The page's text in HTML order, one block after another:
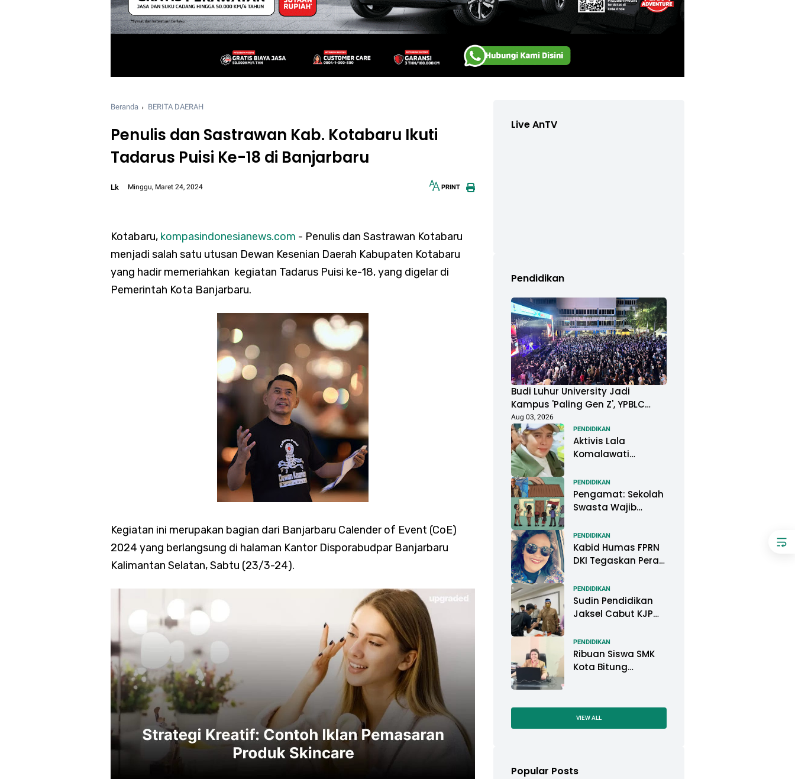
Beranda BERITA DAERAH
Penulis dan Sastrawan Kab. Kotabaru Ikuti
Tadarus Puisi Ke-18 di Banjarbaru
Lk Minggu, Maret 24, 2024 PRINT
Kotabaru, kompasindonesianews.com - Penulis dan Sastrawan Kotabaru
menjadi salah satu utusan Dewan Kesenian Daerah Kabupaten Kotabaru
yang hadir memeriahkan kegiatan Tadarus Puisi ke-18, yang digelar di
Pemerintah Kota Banjarbaru.
Kegiatan ini merupakan bagian dari Banjarbaru Calender of Event (CoE)
2024 yang berlangsung di halaman Kantor Disporabudpar Banjarbaru
Kalimantan Selatan, Sabtu (23/3-24).
Live AnTV
Pendidikan
Budi Luhur University Jadi
Kampus 'Paling Gen Z', YPBLC
Dukung Mahasiswa Gelar
Festival Musik Berkapasitas
Ribuan Penonton
Aug 03, 2026
PENDIDIKAN
Aktivis Lala
Komalawati
Mariana: Jangan
Abaikan Psikologis
Anak di Tengah
PENDIDIKAN
Pengamat: Sekolah
Swasta Wajib
Pemkot Pontianak
PENDIDIKAN
Kabid Humas FPRN
DKI Tegaskan Peran
Pendidikan Tangani
Kasus
Perundungan
PENDIDIKAN
Sudin Pendidikan
Jaksel Cabut KJP
Langgar Konvensi
Hak Anak
PENDIDIKAN
Ribuan Siswa SMK
Kota Bitung
Ajaran 2022-2023
VIEW ALL
Popular Posts